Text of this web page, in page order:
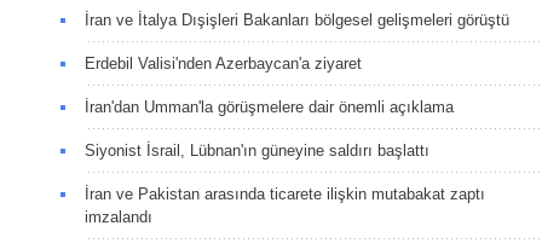
İran ve İtalya Dışişleri Bakanları bölgesel gelişmeleri görüştü
Erdebil Valisi'nden Azerbaycan'a ziyaret
İran'dan Umman'la görüşmelere dair önemli açıklama
Siyonist İsrail, Lübnan'ın güneyine saldırı başlattı
İran ve Pakistan arasında ticarete ilişkin mutabakat zaptı
imzalandı